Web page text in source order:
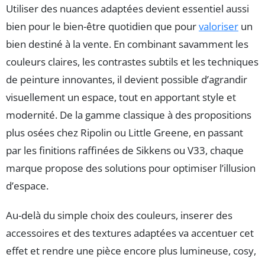
Utiliser des nuances adaptées devient essentiel aussi
bien pour le bien-être quotidien que pourvaloriser un
bien destiné à la vente. En combinant savamment les
couleurs claires, les contrastes subtils et les techniques
de peinture innovantes, il devient possible d’agrandir
visuellement un espace, tout en apportant style et
modernité. De la gamme classique à des propositions
plus osées chez Ripolin ou Little Greene, en passant
par les finitions raffinées de Sikkens ou V33, chaque
marque propose des solutions pour optimiser l’illusion
d’espace.
Au-delà du simple choix des couleurs, inserer des
accessoires et des textures adaptées va accentuer cet
effet et rendre une pièce encore plus lumineuse, cosy,